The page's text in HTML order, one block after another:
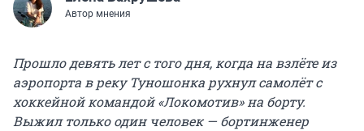
Автор мнения
Прошло девять лет с того дня, когда на взлёте из
аэропорта в реку Туношонка рухнул самолёт с
хоккейной командой «Локомотив» на борту.
Выжил только один человек — бортинженер